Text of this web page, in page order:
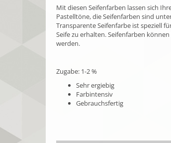
Mit diesen Seifenfarben lassen sich
Pastelltöne, die Seifenfarben sind
Transparente Seifenfarbe ist speziell
Seife zu erhalten. Seifenfarben
werden.
Zugabe: 1-2 %
Sehr ergiebig
Farbintensiv
Gebrauchsfertig